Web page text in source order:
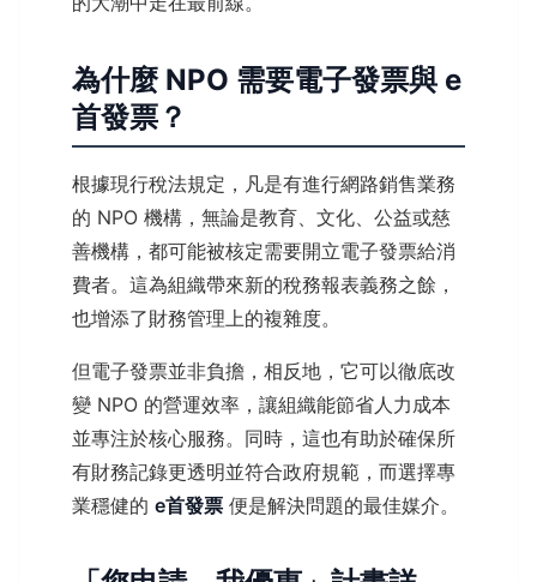
為什麼 NPO 需要電子發票與 e
首發票？
根據現行稅法規定，凡是有進行網路銷售業務
的 NPO 機構，無論是教育、文化、公益或慈
善機構，都可能被核定需要開立電子發票給消
費者。這為組織帶來新的稅務報表義務之餘，
也增添了財務管理上的複雜度。
但電子發票並非負擔，相反地，它可以徹底改
變 NPO 的營運效率，讓組織能節省人力成本
並專注於核心服務。同時，這也有助於確保所
有財務記錄更透明並符合政府規範，而選擇專
業穩健的 e首發票 便是解決問題的最佳媒介。